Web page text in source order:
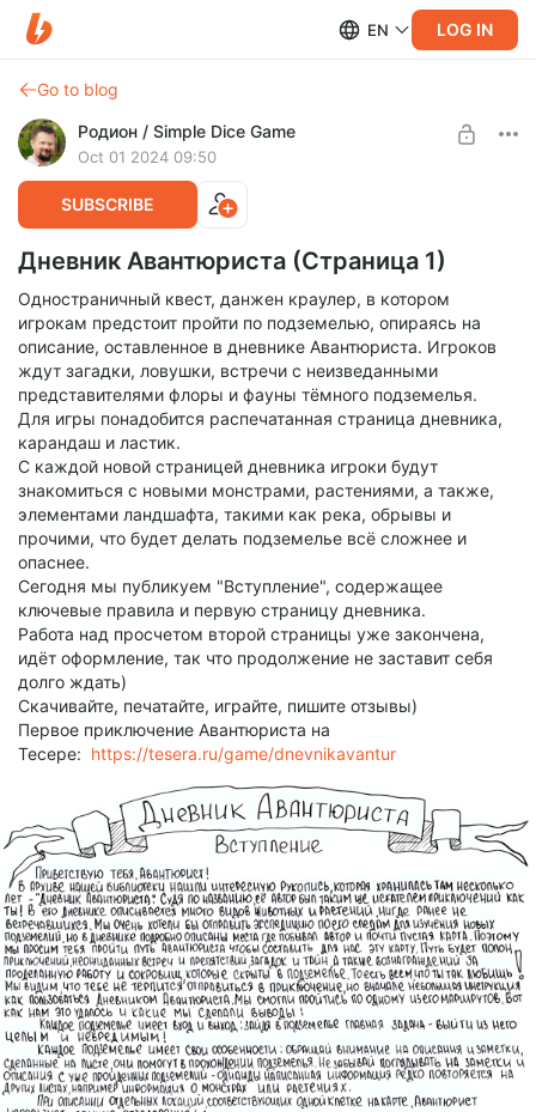
EN LOG IN
Go to blog
Родион / Simple Dice Game
Oct 01 2024 09:50
SUBSCRIBE
Дневник Авантюриста (Страница 1)
Одностраничный квест, данжен краулер, в котором
игрокам предстоит пройти по подземелью, опираясь на
описание, оставленное в дневнике Авантюриста. Игроков
ждут загадки, ловушки, встречи с неизведанными
представителями флоры и фауны тёмного подземелья.
Для игры понадобится распечатанная страница дневника,
карандаш и ластик.
С каждой новой страницей дневника игроки будут
знакомиться с новыми монстрами, растениями, а также,
элементами ландшафта, такими как река, обрывы и
прочими, что будет делать подземелье всё сложнее и
опаснее.
Сегодня мы публикуем "Вступление", содержащее
ключевые правила и первую страницу дневника.
Работа над просчетом второй страницы уже закончена,
идёт оформление, так что продолжение не заставит себя
долго ждать)
Скачивайте, печатайте, играйте, пишите отзывы)
Первое приключение Авантюриста на
Тесере: https://tesera.ru/game/dnevnikavantur